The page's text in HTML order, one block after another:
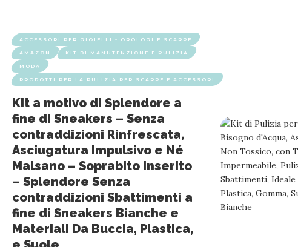
Philips Pulisci Scarpe – Kit
Kit pulizia scarpe unico: pulizia efficace, fino a 500 rotazioni al
testurizzata e suole -
ACCESSORI PER GIOIELLI - OROLOGI E SCARPE
AMAZON KIT DI MANUTENZIONE E PULIZIA
MODA
PRODOTTI PER LA PULIZIA PER SCARPE E ACCESSORI
Kit a motivo di Splendore a
fine di Sneakers – Senza
contraddizioni Rinfrescata,
Asciugatura Impulsivo e Né
Malsano – Soprabito Inserito
– Splendore Senza
contraddizioni Sbattimenti a
fine di Sneakers Bianche e
Materiali Da Buccia, Plastica,